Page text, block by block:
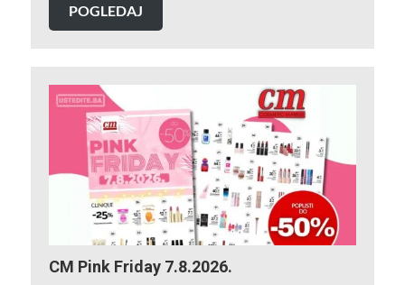
POGLEDAJ
CM Pink Friday 7.8.2026.